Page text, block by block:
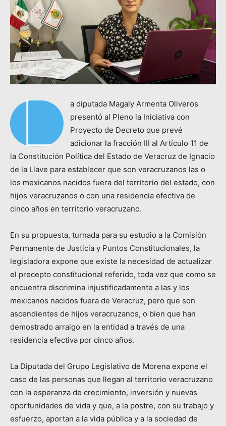
L
a diputada Magaly Armenta Oliveros
presentó al Pleno la Iniciativa con
Proyecto de Decreto que prevé
adicionar la fracción III al Artículo 11 de
la Constitución Política del Estado de Veracruz de Ignacio
de la Llave para establecer que son veracruzanos las o
los mexicanos nacidos fuera del territorio del estado, con
hijos veracruzanos o con una residencia efectiva de
cinco años en territorio veracruzano.
En su propuesta, turnada para su estudio a la Comisión
Permanente de Justicia y Puntos Constitucionales, la
legisladora expone que existe la necesidad de actualizar
el precepto constitucional referido, toda vez que como se
encuentra discrimina injustificadamente a las y los
mexicanos nacidos fuera de Veracruz, pero que son
ascendientes de hijos veracruzanos, o bien que han
demostrado arraigo en la entidad a través de una
residencia efectiva por cinco años.
La Diputada del Grupo Legislativo de Morena expone el
caso de las personas que llegan al territorio veracruzano
con la esperanza de crecimiento, inversión y nuevas
oportunidades de vida y que, a la postre, con su trabajo y
esfuerzo, aportan a la vida pública y a la sociedad de